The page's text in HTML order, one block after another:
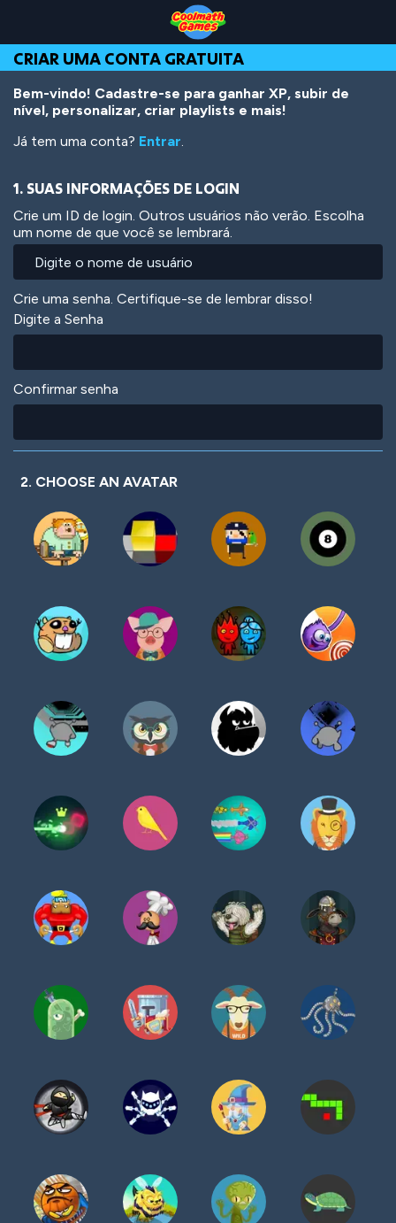
Top
of
Page
Navigation
Main
Content
Footer
o
conteúdo
principal
CRIAR UMA CONTA GRATUITA
Bem-vindo! Cadastre-se para ganhar XP, subir de
nível, personalizar, criar playlists e mais!
Já tem uma conta? Entrar.
1. SUAS INFORMAÇÕES DE LOGIN
Crie um ID de login. Outros usuários não verão. Escolha
um nome de que você se lembrará.
Crie uma senha. Certifique-se de lembrar disso!
Digite a Senha
Confirmar senha
2. CHOOSE AN AVATAR